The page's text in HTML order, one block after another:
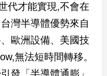
代才能實現,不會在
灣半導體優勢來自
歐洲設備、美國技
無法短時間轉移。
發「半導體通膨」,